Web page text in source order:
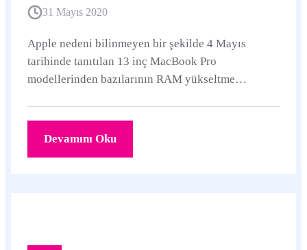
31 Mayıs 2020
Apple nedeni bilinmeyen bir şekilde 4 Mayıs
tarihinde tanıtılan 13 inç MacBook Pro
modellerinden bazılarının RAM yükseltme
Devamını Oku